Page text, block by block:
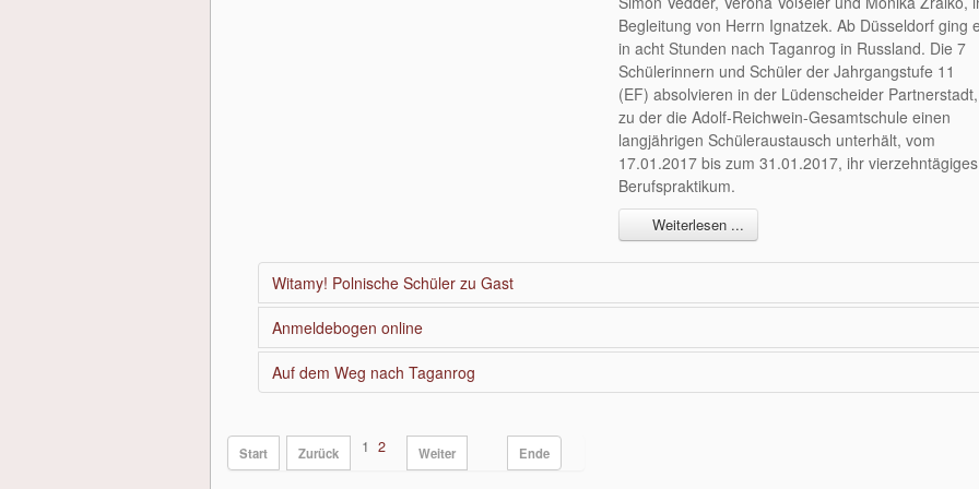
Begleitung von Herrn Ignatzek. Ab Düsseldorf ging
in acht Stunden nach Taganrog in Russland. Die 7
Schülerinnern und Schüler der Jahrgangstufe 11
(EF) absolvieren in der Lüdenscheider Partnerstadt,
zu der die Adolf-Reichwein-Gesamtschule einen
langjährigen Schüleraustausch unterhält, vom
17.01.2017 bis zum 31.01.2017, ihr vierzehntägiges
Berufspraktikum.
Weiterlesen ...
Witamy! Polnische Schüler zu Gast
Anmeldebogen online
Auf dem Weg nach Taganrog
Start Zurück 1 2 Weiter Ende